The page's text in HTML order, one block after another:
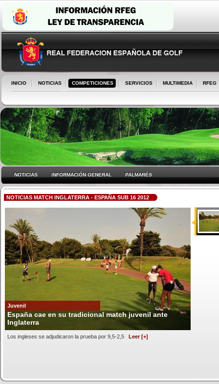
INICIO NOTICIAS COMPETICIONES SERVICIOS MULTIMEDIA RFEG
NOTICIAS INFORMACIÓN GENERAL PALMARÉS
NOTICIAS MATCH INGLATERRA - ESPAÑA SUB 16 2012
Juvenil
España cae en su tradicional match juvenil ante
Inglaterra
Los ingleses se adjudicaron la prueba por 9,5-2,5 Leer [+]